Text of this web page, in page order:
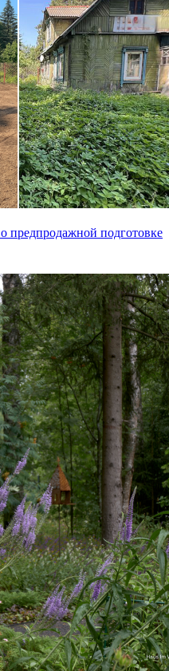
предпродажной подготовке